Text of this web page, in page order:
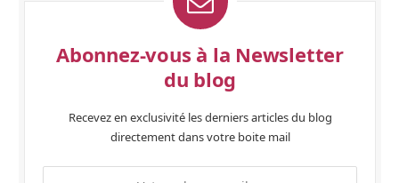
Abonnez-vous à la Newsletter
du blog
Recevez en exclusivité les derniers articles du blog
directement dans votre boite mail